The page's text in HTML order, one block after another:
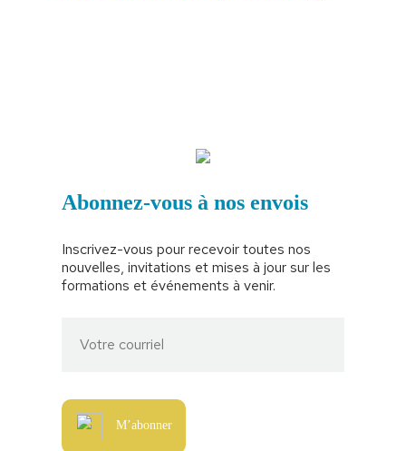
Abonnez-vous à nos envois
Inscrivez-vous pour recevoir toutes nos
nouvelles, invitations et mises à jour sur les
formations et événements à venir.
M’abonner